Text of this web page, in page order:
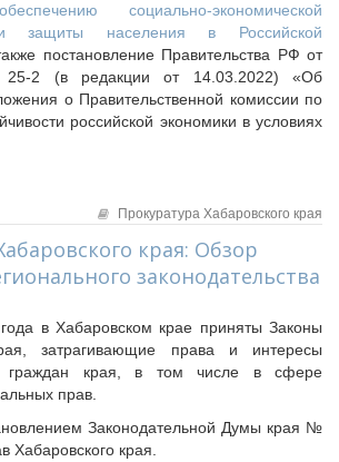
социально-экономической
и защиты населения в Российской
постановление Правительства РФ от
2 (в редакции от 14.03.2022) «Об
о Правительственной комиссии по
российской экономики в условиях
Прокуратура Хабаровского края
края: Обзор
законодательства
в Хабаровском крае приняты Законы
затрагивающие права и интересы
граждан края, в том числе в сфере
прав.
Законодательной Думы края №
Хабаровского края.